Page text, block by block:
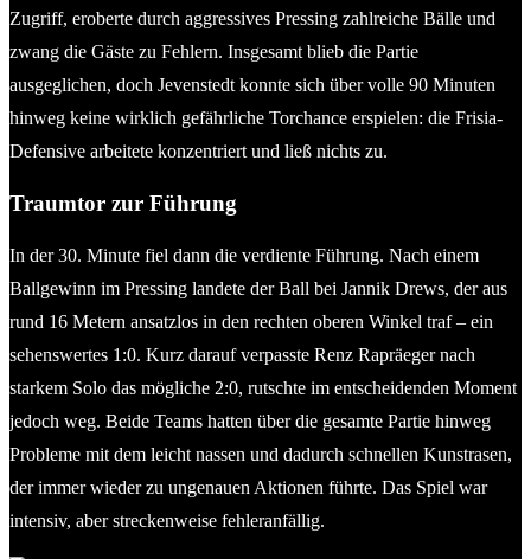
Zugriff, eroberte durch aggressives Pressing zahlreiche Bälle und
zwang die Gäste zu Fehlern. Insgesamt blieb die Partie
ausgeglichen, doch Jevenstedt konnte sich über volle 90 Minuten
hinweg keine wirklich gefährliche Torchance erspielen: die Frisia-
Defensive arbeitete konzentriert und ließ nichts zu.
Traumtor zur Führung
In der 30. Minute fiel dann die verdiente Führung. Nach einem
Ballgewinn im Pressing landete der Ball bei Jannik Drews, der aus
rund 16 Metern ansatzlos in den rechten oberen Winkel traf – ein
sehenswertes 1:0. Kurz darauf verpasste Renz Rapräeger nach
starkem Solo das mögliche 2:0, rutschte im entscheidenden Moment
jedoch weg. Beide Teams hatten über die gesamte Partie hinweg
Probleme mit dem leicht nassen und dadurch schnellen Kunstrasen,
der immer wieder zu ungenauen Aktionen führte. Das Spiel war
intensiv, aber streckenweise fehleranfällig.